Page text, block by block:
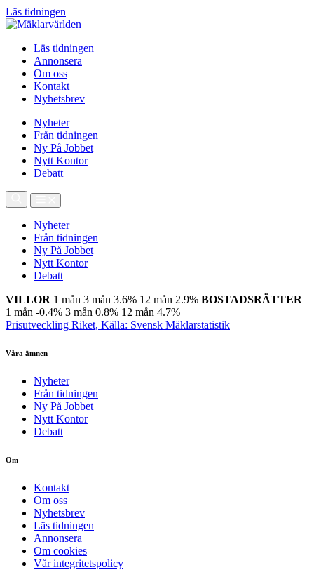
Läs tidningen
Läs tidningen
Annonsera
Om oss
Kontakt
Nyhetsbrev
Nyheter
Från tidningen
Ny På Jobbet
Nytt Kontor
Debatt
Nyheter
Från tidningen
Ny På Jobbet
Nytt Kontor
Debatt
VILLOR 1 mån 3 mån 3.6% 12 mån 2.9% BOSTADSRÄTTER
1 mån -0.4% 3 mån 0.8% 12 mån 4.7%
Prisutveckling Riket, Källa: Svensk Mäklarstatistik
Våra ämnen
Nyheter
Från tidningen
Ny På Jobbet
Nytt Kontor
Debatt
Om
Kontakt
Om oss
Nyhetsbrev
Läs tidningen
Annonsera
Om cookies
Vår integritetspolicy